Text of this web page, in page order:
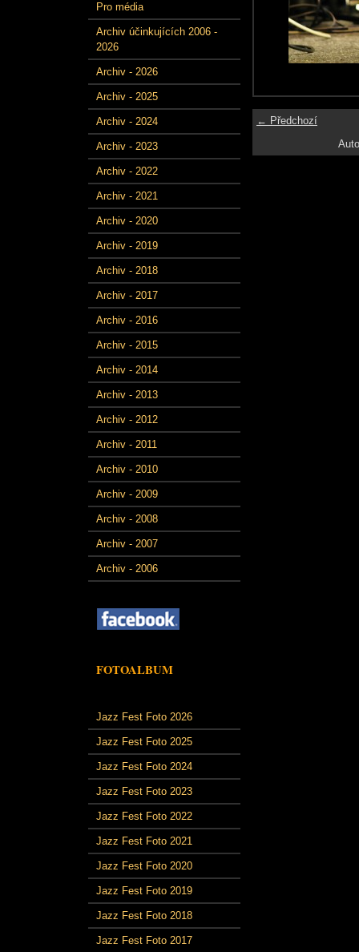
Pro média
Archiv účinkujících 2006 -
2026
Archiv - 2026
Archiv - 2025
Archiv - 2024
Archiv - 2023
Archiv - 2022
Archiv - 2021
Archiv - 2020
Archiv - 2019
Archiv - 2018
Archiv - 2017
Archiv - 2016
Archiv - 2015
Archiv - 2014
Archiv - 2013
Archiv - 2012
Archiv - 2011
Archiv - 2010
Archiv - 2009
Archiv - 2008
Archiv - 2007
Archiv - 2006
FOTOALBUM
Jazz Fest Foto 2026
Jazz Fest Foto 2025
Jazz Fest Foto 2024
Jazz Fest Foto 2023
Jazz Fest Foto 2022
Jazz Fest Foto 2021
Jazz Fest Foto 2020
Jazz Fest Foto 2019
Jazz Fest Foto 2018
Jazz Fest Foto 2017
← Předchozí